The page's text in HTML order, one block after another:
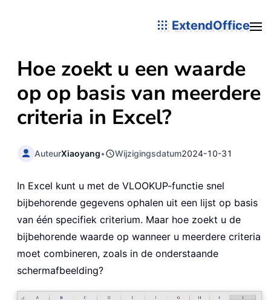
ExtendOffice
Hoe zoekt u een waarde
op op basis van meerdere
criteria in Excel?
AuteurXiaoyang• Wijzigingsdatum2024-10-31
In Excel kunt u met de VLOOKUP-functie snel
bijbehorende gegevens ophalen uit een lijst op basis
van één specifiek criterium. Maar hoe zoekt u de
bijbehorende waarde op wanneer u meerdere criteria
moet combineren, zoals in de onderstaande
schermafbeelding?